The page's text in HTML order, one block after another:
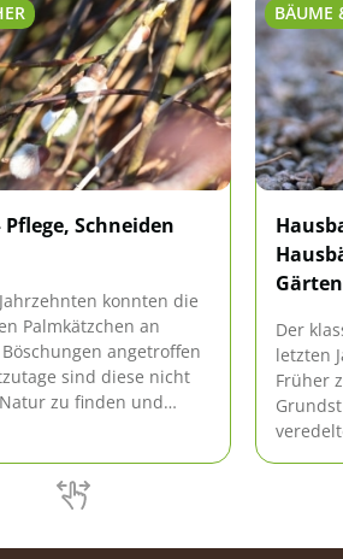
Schneiden
konnten die
Palmkätzchen an
angetroffen
sind diese nicht
zu finden und
Garten
und das Vermehren
BÄUME
Gärten
Der
letzten
Früher